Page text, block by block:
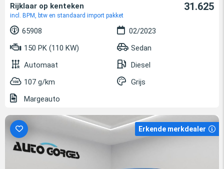
Rijklaar op kenteken
incl. BPM, btw en standaard import pakket
31.625
65908
02/2023
150 PK (110 KW)
Sedan
Automaat
Diesel
107 g/km
Grijs
Margeauto
Erkende merkdealer